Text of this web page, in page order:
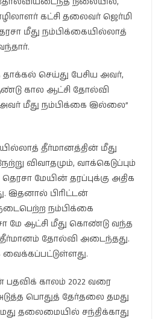
கட்சி தலைவர் ஜெர்மி
மீது நம்பிக்கையில்லாத்
செய்து பேசிய அவர்,
கால ஆட்சி தோல்வி
மீது நம்பிக்கை இல்லை”
தீர்மானத்தின் மீது
விவாதமும், வாக்கெடுப்பும்
மேயின் தரப்புக்கு அதிக
இதனால் பிரிட்டன்
நம்பிக்கை
மே ஆட்சி மீது கொண்டு வந்த
தோல்வி அடைந்தது.
பதவிக் காலம் 2022 வரை
பொதுத் தேர்தலை தமது
தலைமையில் சந்திக்காது